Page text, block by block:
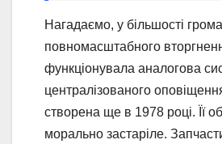
Нагадаємо, у більшості
повномасштабного
функціонувала аналогова
централізованого
створена ще в 1978 році. Її
морально застаріле.